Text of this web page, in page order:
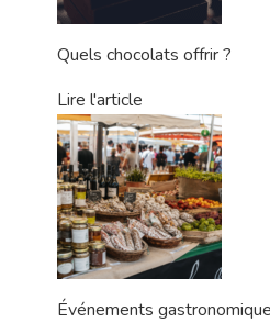
Quels chocolats offrir ?
Lire l'article
Événements